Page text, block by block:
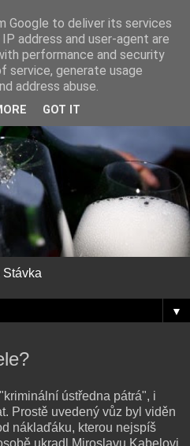
▼
ústředna pátrá", i
Prostě uvedený vůz byl viděn
náklaďáku, kterou nejspíš
Google to deliver its services
address and user-agent are
performance and security
service, generate usage
address abuse.
GOT IT